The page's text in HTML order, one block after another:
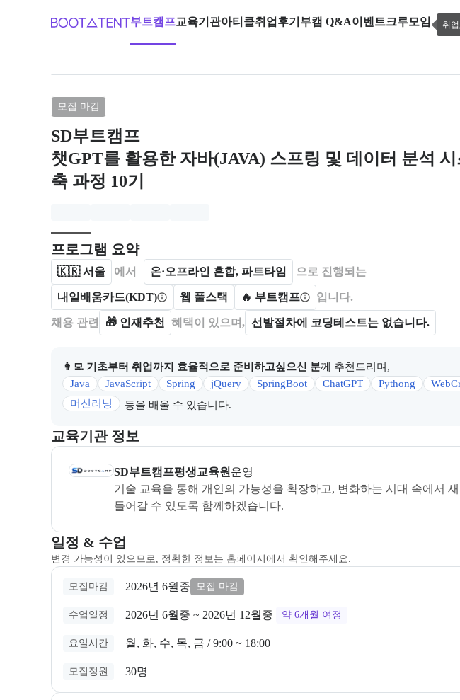
부트캠프교육기관아티클취업후기 부캠 Q&A이벤트크루모임 취
모집 마감
SD부트캠프
챗GPT를 활용한 자바(JAVA) 스프링 및 데이터 분석
축 과정 10기
브랜드: SD부트캠프, 과정명: 챗GPT를 활용한 자바
모집개요
프로그램 요약
캠프를 운영하거나 참여하는 회사 정보를 카드 형태로 제공한다.
🇰🇷서울 에서 온·오프라인 혼합, 파트타임 으로 진행되는
내일배움카드(KDT) 웹 풀스택 🔥 부트캠프 입니다.
채용 관련 🎁 인재추천 혜택이 있으며, 선발절차에 코딩테스트는 없습니다.
👩‍💻 기초부터 취업까지 효율적으로 준비하고싶으신 분께 추천드리며,
Java
JavaScript Spring jQuery SpringBoot ChatGPT Pythong
머신러닝
등을 배울 수 있습니다.
이 섹션에서는 부트캠프를 운영하거나 주관하는 회사의 정보를 카드 형태로 안내한
교육기관 정보
SD부트캠프은(는) 본 부트캠프의운영
SD부트캠프평생교육원 운영
기술 교육을 통해 개인의 가능성을 확장하고, 변화하는 시대 속에서
들어갈 수 있도록 함께하겠습니다.
일정 & 수업
변경 가능성이 있으므로, 정확한 정보는 홈페이지에서 확인해주세요.
교육과정 일정과 모집 상태에 따른 안내를 제공한다.
모집마감 2026년 6월중 모집 마감
수업일정 2026년 6월중 ~ 2026년 12월중 약 6개월 여정
요일시간 월, 화, 수, 목, 금 / 9:00 ~ 18:00
모집정원 30명